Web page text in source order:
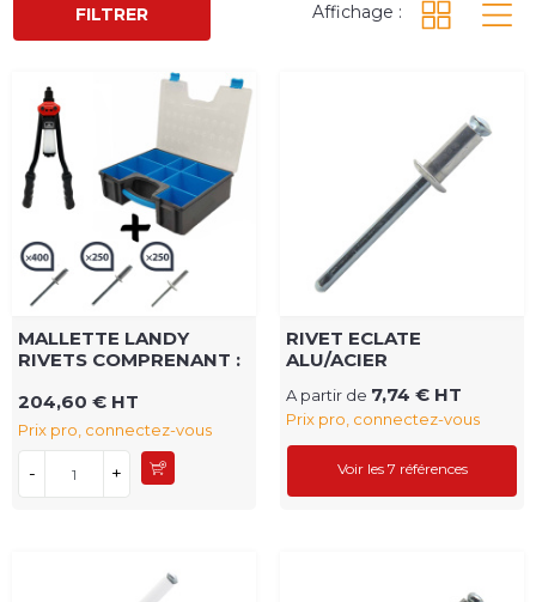
FILTRER Affichage :
MALLETTE LANDY
RIVETS COMPRENANT :
204,60 € HT
Prix pro, connectez-vous
- +
RIVET ECLATE
ALU/ACIER
A partir de 7,74 € HT
Prix pro, connectez-vous
Voir les 7 références